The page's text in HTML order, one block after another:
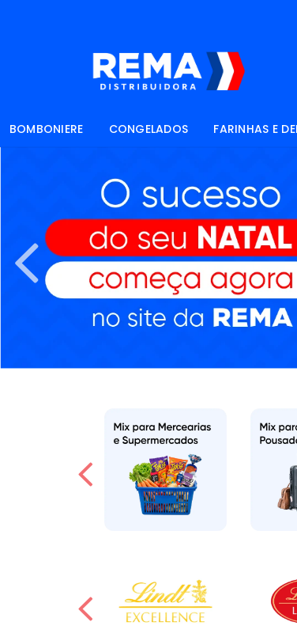
BOMBONIERE CONGELADOS FARINHAS E